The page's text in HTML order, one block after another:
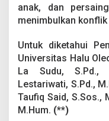
anak, dan
menimbulkan konflik
Untuk diketahui
Universitas Halu
La Sudu, S.Pd.,
Lestariwati, S.Pd.,
Taufiq Said, S.Sos.,
M.Hum. (**)